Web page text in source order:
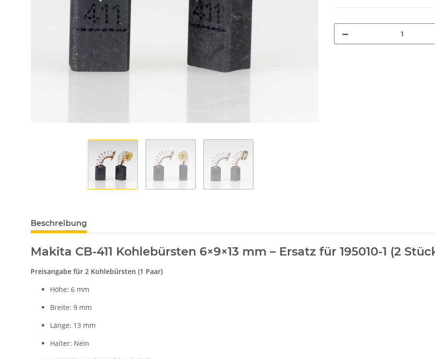
Beschreibung
Makita CB-411 Kohlebürsten 6×9×13 mm – Ersatz für 195010-1 (2
Preisangabe für 2 Kohlebürsten (1 Paar)
Höhe: 6 mm
Breite: 9 mm
Länge: 13 mm
Halter: Nein